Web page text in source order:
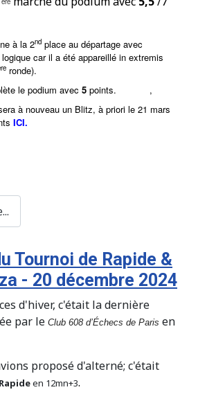
à la 2nd place au départage avec
car il a été appareillé in extremis
ronde).
le podium avec 5 points. ,
à nouveau un Blitz, à priori le 21 mars
ICI.
Tournoi de Rapide &
- 20 décembre 2024
d'hiver, c'était la dernière
par le Club 608 d’Échecs de Paris en
proposé d'alterné; c'était
Rapideen 12mn+3.